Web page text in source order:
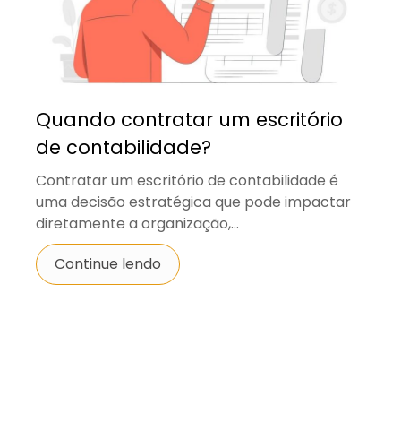
Quando contratar um escritório
de contabilidade?
Contratar um escritório de contabilidade é
uma decisão estratégica que pode impactar
diretamente a organização,...
Continue lendo